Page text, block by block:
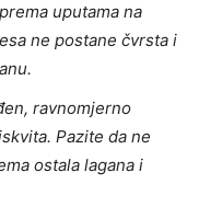
uputama na
ne postane čvrsta i
ravnomjerno
Pazite da ne
ostala lagana i